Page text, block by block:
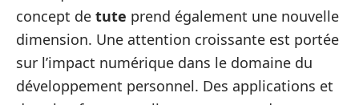
concept de tute prend également une nouvelle
dimension. Une attention croissante est portée
sur l’impact numérique dans le domaine du
développement personnel. Des applications et